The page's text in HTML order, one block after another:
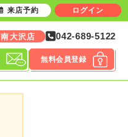
南大沢店 042-689-5122
無料会員登録
来店予約 ログイン